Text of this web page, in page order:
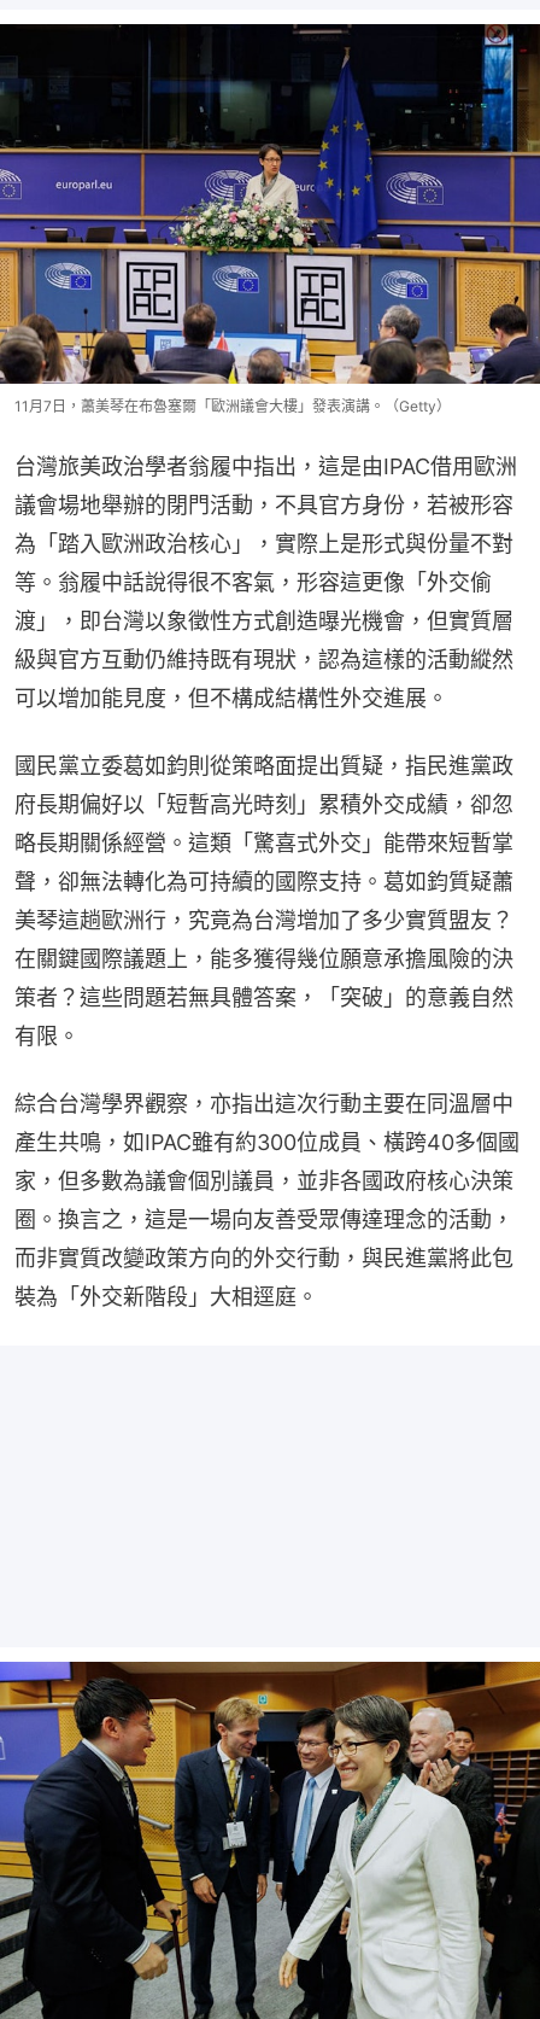
11月7日，蕭美琴在布魯塞爾「歐洲議會大樓」發表演講。（Getty）
台灣旅美政治學者翁履中指出，這是由IPAC借用歐洲
議會場地舉辦的閉門活動，不具官方身份，若被形容
為「踏入歐洲政治核心」，實際上是形式與份量不對
等。翁履中話說得很不客氣，形容這更像「外交偷
渡」，即台灣以象徵性方式創造曝光機會，但實質層
級與官方互動仍維持既有現狀，認為這樣的活動縱然
可以增加能見度，但不構成結構性外交進展。
國民黨立委葛如鈞則從策略面提出質疑，指民進黨政
府長期偏好以「短暫高光時刻」累積外交成績，卻忽
略長期關係經營。這類「驚喜式外交」能帶來短暫掌
聲，卻無法轉化為可持續的國際支持。葛如鈞質疑蕭
美琴這趟歐洲行，究竟為台灣增加了多少實質盟友？
在關鍵國際議題上，能多獲得幾位願意承擔風險的決
策者？這些問題若無具體答案，「突破」的意義自然
有限。
綜合台灣學界觀察，亦指出這次行動主要在同溫層中
產生共鳴，如IPAC雖有約300位成員、橫跨40多個國
家，但多數為議會個別議員，並非各國政府核心決策
圈。換言之，這是一場向友善受眾傳達理念的活動，
而非實質改變政策方向的外交行動，與民進黨將此包
裝為「外交新階段」大相逕庭。